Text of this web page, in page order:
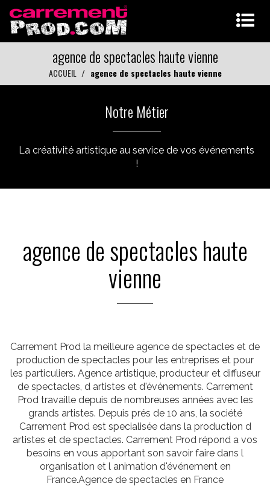
agence de spectacles haute vienne
ACCUEIL agence de spectacles haute vienne
Notre Métier
La créativité artistique au service de vos événements
!
agence de spectacles haute
vienne
Carrement Prod la meilleure agence de spectacles et de
production de spectacles pour les entreprises et pour
les particuliers. Agence artistique, producteur et diffuseur
de spectacles, d artistes et d'événements. Carrement
Prod travaille depuis de nombreuses années avec les
grands artistes. Depuis prés de 10 ans, la société
Carrement Prod est specialisée dans la production d
artistes et de spectacles. Carrement Prod répond a vos
besoins en vous apportant son savoir faire dans l
organisation et l animation d'événement en
France.Agence de spectacles en France